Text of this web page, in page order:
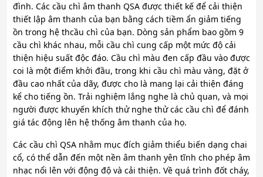
đình. Các cầu chì âm thanh QSA được thiết kế để cải thiện
thiết lập âm thanh của bạn bằng cách tiềm ẩn giảm tiếng
ồn trong hệ thcầu chì của bạn. Dòng sản phẩm bao gồm 9
cầu chì khác nhau, mỗi cầu chì cung cấp một mức độ cải
thiện hiệu suất độc đáo. Cầu chì màu đen cấp đầu vào được
coi là một điểm khởi đầu, trong khi cầu chì màu vàng, đặt ở
đầu cao nhất của dãy, được cho là mang lại cải thiện đáng
kể cho tiếng ồn. Trải nghiệm lắng nghe là chủ quan, và mọi
người được khuyến khích thử nghe thử các cầu chì để đánh
giá tác động lên hệ thống âm thanh của họ.
Các cầu chì QSA nhằm mục đích giảm thiểu biến dạng chai
cổ, có thể dẫn đến một nền âm thanh yên tĩnh cho phép âm
nhạc nổi lên với động độ và cải thiện. Về quá trình đốt cháy,